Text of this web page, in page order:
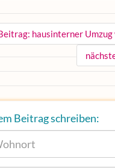
hausinterner Umzug
Beitrag schreiben: